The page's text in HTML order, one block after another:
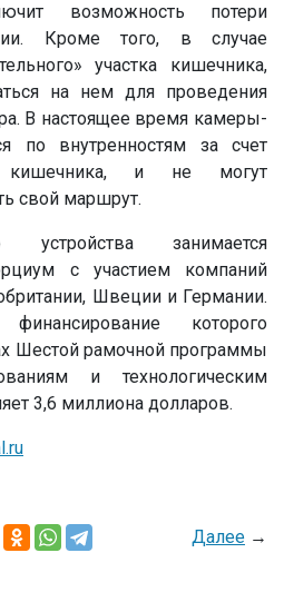
возможность потери
Кроме того, в случае
участка кишечника,
на нем для проведения
В настоящее время камеры-
по внутренностям за счет
кишечника, и не могут
свой маршрут.
устройства занимается
с участием компаний
Швеции и Германии.
которого
Шестой рамочной программы
и технологическим
3,6 миллиона долларов.
Далее →